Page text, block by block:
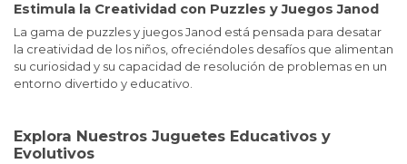
Estimula la Creatividad con Puzzles y Juegos Janod
La gama de puzzles y juegos Janod está pensada para desatar
la creatividad de los niños, ofreciéndoles desafíos que alimentan
su curiosidad y su capacidad de resolución de problemas en un
entorno divertido y educativo.
Explora Nuestros Juguetes Educativos y
Evolutivos